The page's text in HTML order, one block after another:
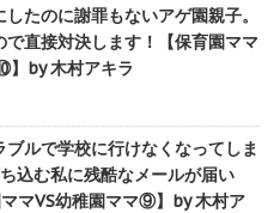
たのに謝罪もないアゲ園親子。
で直接対決します！【保育園ママ
】by 木村アキラ
ブルで学校に行けなくなってしま
込む私に残酷なメールが届い
マVS幼稚園ママ⑨】by 木村ア